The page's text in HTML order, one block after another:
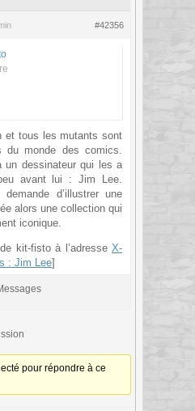
#42356
et tous les mutants sont
du monde des comics.
un dessinateur qui les a
avant lui : Jim Lee.
d’illustrer une
alors une collection qui
iconique.
kit-fisto à l’adresse X-
: Jim Lee]
pour répondre à ce